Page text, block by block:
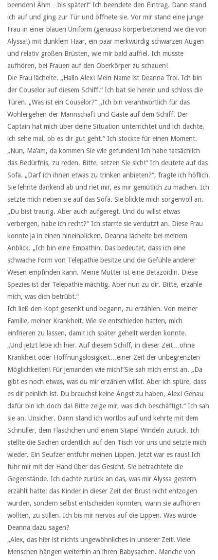
beenden! Ähm…bis später!“ Ich beendete den Eintrag. Dann stand
ich auf und ging zur Tür und öffnete sie. Vor mir stand eine junge
Frau in einer blauen Uniform (genauso körperbetonend wie die von
Alyssa!) mit dunklem Haar, ein paar merkwürdig schwarzen Augen
und relativ großen Brüsten, wie mir bald auffiel. Ich musste
aufhören, bei Frauen auf den Oberkörper zu schauen!
Die Frau lächelte. „Hallo Alex! Mein Name ist Deanna Troi. Ich bin
der Couselor auf diesem Schiff.“ Ich bat sie herein und schloss die
Türen. „Was ist ein Couselor?“ „Ich bin verantwortlich für das
Wohlergehen der Mannschaft und Gäste auf dem Schiff. Der
Captain hat mich über deine Situation unterrichtet und ich dachte,
ich sehe mal, ob es dir gut geht.“ Ich stockte für einen Moment.
„Nun, Ma’am, da kommen Sie wie gefunden! Ich habe tatsächlich
das Bedürfnis, zu reden. Bitte, setzen Sie sich!“ Ich deutete auf das
Sofa. „Darf ich ihnen etwas zu trinken anbieten?“, fragte ich höflich.
Sie lehnte dankend ab und riet mir, es mir gemütlich zu machen. Ich
setzte mich neben sie auf das Sofa. Sie blickte mich sorgenvoll an.
„Du bist traurig. Aber auch aufgeregt. Und du willst etwas
verbergen, habe ich recht?“ Ich starrte sie verdutzt an. Diese Frau
konnte ja in einen hineinblicken. Deanna lächelte bei meinem
Anblick. „Ich bin eine Empathin. Das bedeutet, dass ich eine
schwache Form von Telepathie besitze und die Gefühle anderer
Wesen empfinden kann. Meine Mutter ist eine Betazoidin. Diese
Spezies ist der Telepathie mächtig. Aber nun zu dir. Bitte, erzähle
mich, was dich betrübt.“
Ich ließ den Kopf gesenkt und begann, zu erzählen. Von meiner
Familie, meiner Krankheit. Wie sie entschieden hatten, mich
einfrieren zu lassen, damit ich später geheilt werden konnte.
„Und jetzt lebe ich hier. Auf diesem Schiff, in dieser Zeit…ohne
Krankheit oder Hoffnungslosigkeit…einer Zeit der unbegrenzten
Möglichkeiten! Für jemanden wie mich!“Sie sah mich ernst an. „Da
gibt es noch etwas, was du mir erzählen willst. Aber ich spüre, dass
es dir peinlich ist. Du brauchst keine Angst zu haben, Alex! Genau
dafür bin ich doch da! Bitte zeige mir, was dich beschäftigt.“ Ich sah
sie an. Unsicher. Dann stand ich wortlos auf und kehrte mit dem
Schnuller, dem Fläschchen und einem Stapel Windeln zurück. Ich
stellte die Sachen ordentlich auf den Tisch vor uns und setzte mich
wieder. Ein Seufzer entfuhr meinen Lippen. Jetzt war es raus! Ich
fuhr mir mit der Hand über das Gesicht. Sie betrachtete die
Gegenstände. Ich dachte zurück an das, was mir Alyssa gestern
erzählt hatte: das Kinder in dieser Zeit der Brust nicht entzogen
wurden, sondern selbst entscheiden konnten, wann sie aufhören
wollten, zu stillen. Ich bis mir nervös auf die Lippen. Was würde
Deanna dazu sagen?
„Alex, das hier ist nichts ungewöhnliches in unserer Zeit! Viele
Menschen hängen weiterhin an ihren Babysachen. Manche von